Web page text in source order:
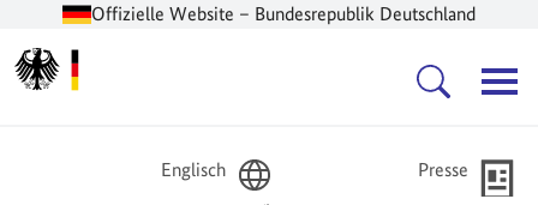
Offizielle Website – Bundesrepublik Deutschland
Englisch Presse